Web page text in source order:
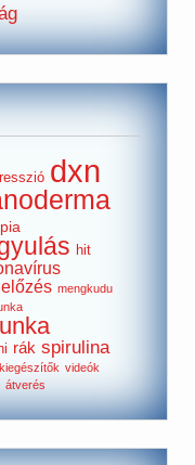
dxn
hit
mengkudu
rák spirulina
videók
átverés